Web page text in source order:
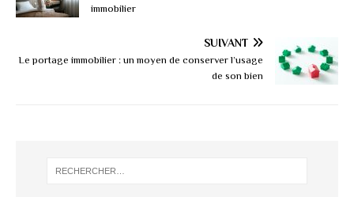
immobilier
SUIVANT
Le portage immobilier : un moyen de conserver l’usage
de son bien